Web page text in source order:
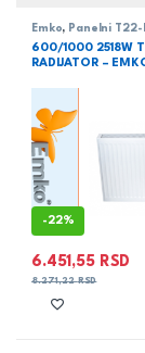
Emko, Panelni
600/1000 2518W
RADIJATOR –
-22%
6.451,55 RSD
8.271,22RSD